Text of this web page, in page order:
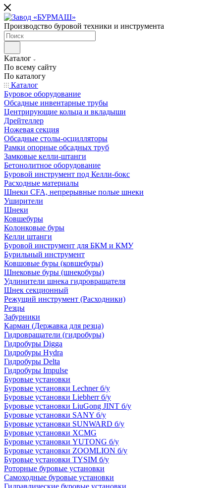
Производство буровой техники и инструмента
Каталог
По всему сайту
По каталогу
Каталог
Буровое оборудование
Обсадные инвентарные трубы
Центрирующие кольца и вкладыши
Дрейтеллер
Ножевая секция
Обсадные столы-осцилляторы
Рамки опорные обсадных труб
Замковые келли-штанги
Бетонолитное оборудование
Буровой инструмент под Келли-бокс
Расходные материалы
Шнеки CFA, непрерывные полые шнеки
Уширители
Шнеки
Ковшебуры
Колонковые буры
Келли штанги
Буровой инструмент для БКМ и КМУ
Бурильный инструмент
Ковшовые буры (ковшебуры)
Шнековые буры (шнекобуры)
Удлинители шнека гидровращателя
Шнек секционный
Режущий инструмент (Расходники)
Резцы
Забурники
Карман (Державка для резца)
Гидровращатели (гидробуры)
Гидробуры Digga
Гидробуры Hydra
Гидробуры Delta
Гидробуры Impulse
Буровые установки
Буровые установки Lechner б/у
Буровые установки Liebherr б/у
Буровые установки LiuGong JINT б/у
Буровые установки SANY б/у
Буровые установки SUNWARD б/у
Буровые установки XCMG
Буровые установки YUTONG б/у
Буровые установки ZOOMLION б/у
Буровые установки TYSIM б/у
Роторные буровые установки
Самоходные буровые установки
Гидравлические буровые установки